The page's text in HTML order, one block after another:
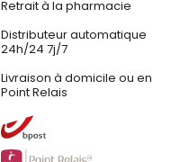
Retrait à la pharmacie
Distributeur automatique
24h/24 7j/7
Livraison à domicile ou en
Point Relais